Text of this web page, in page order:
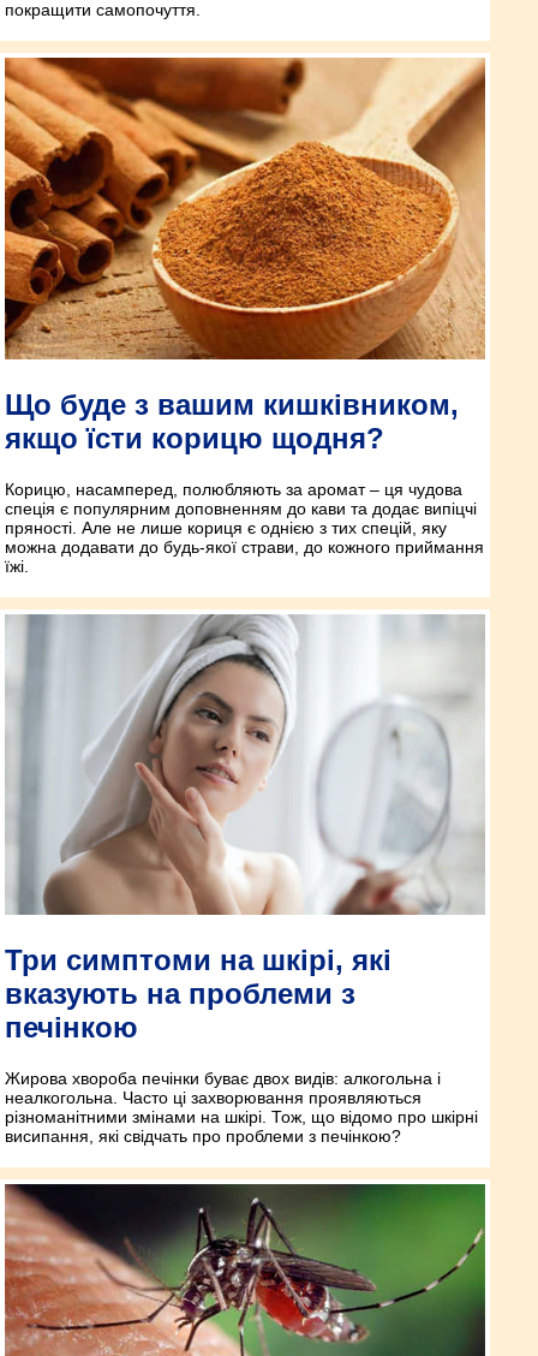
покращити самопочуття.
Що буде з вашим кишківником,
якщо їсти корицю щодня?
Корицю, насамперед, полюбляють за аромат – ця чудова
спеція є популярним доповненням до кави та додає випіцчі
пряності. Але не лише кориця є однією з тих спецій, яку
можна додавати до будь-якої страви, до кожного приймання
їжі.
Три симптоми на шкірі, які
вказують на проблеми з
печінкою
Жирова хвороба печінки буває двох видів: алкогольна і
неалкогольна. Часто ці захворювання проявляються
різноманітними змінами на шкірі. Тож, що відомо про шкірні
висипання, які свідчать про проблеми з печінкою?